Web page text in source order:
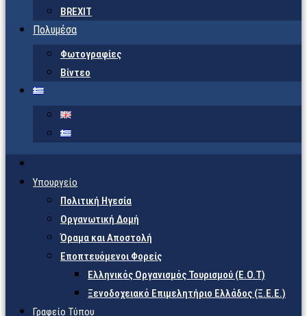
BREXIT
Πολυμέσα
Φωτογραφίες
Βίντεο
Υπουργείο
Πολιτική Ηγεσία
Οργανωτική Δομή
Όραμα και Αποστολή
Εποπτευόμενοι Φορείς
Eλληνικός Οργανισμός Τουρισμού (Ε.Ο.Τ)
Ξενοδοχειακό Επιμελητήριο Ελλάδος (Ξ.Ε.Ε.)
Γραφείο Τύπου